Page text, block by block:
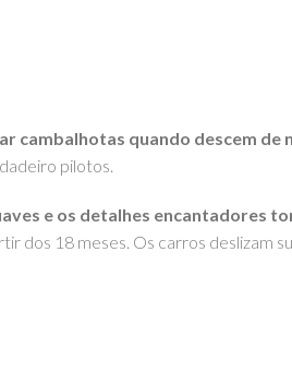
cambalhotas quando descem de
pilotos.
e os detalhes encantadores
dos 18 meses. Os carros deslizam